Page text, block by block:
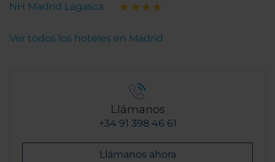
NH Madrid Lagasca
Ver todos los hoteles en Madrid
Llámanos
+34 91 398 46 61
Llámanos ahora